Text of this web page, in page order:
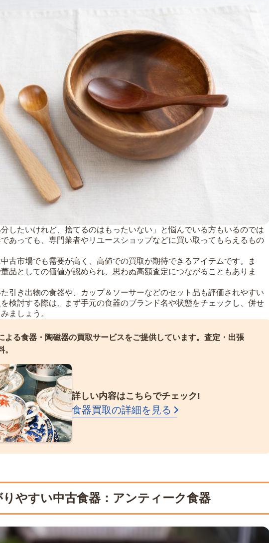
分したいけれど、捨てるのはもったいない」と悩んでいる方もいるのでは
あっても、専門業者やリユースショップなどに買い取ってもらえるもの
古市場でも需要が高く、高値での買取が期待できるアイテムです。ま
品としての価値が認められ、思わぬ高額査定につながることもありま
引き出物の食器や、カップ＆ソーサーなどのセット品も評価されやすい
検討する際は、まず手元の食器のブランド名や状態をチェックし、併せ
ましょう。
よる食器・陶磁器の買取サービスをご提供しています。 査定・出張
詳しい内容はこちらでチェック!
食器買取の詳細を見る
やすい中古食器：アンティーク食器